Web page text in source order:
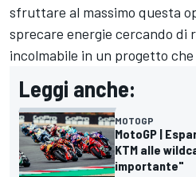
sfruttare al massimo questa
sprecare energie cercando di
incolmabile in un progetto
Leggi anche:
MOTOGP
MotoGP |
KTM alle
importante"